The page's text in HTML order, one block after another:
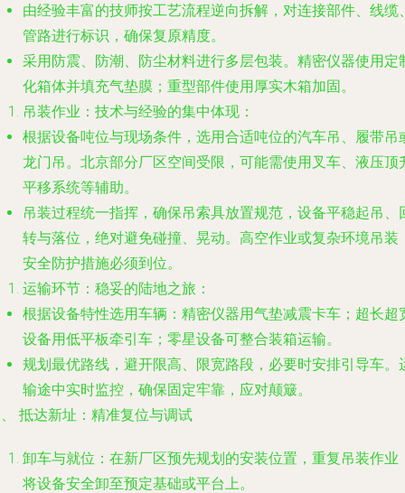
由经验丰富的技师按工艺流程逆向拆解，对连接部件、线缆
管路进行标识，确保复原精度。
采用防震、防潮、防尘材料进行多层包装。精密仪器使用定
化箱体并填充气垫膜；重型部件使用厚实木箱加固。
吊装作业：技术与经验的集中体现 ：
根据设备吨位与现场条件，选用合适吨位的汽车吊、履带吊
龙门吊。北京部分厂区空间受限，可能需使用叉车、液压顶
平移系统等辅助。
吊装过程统一指挥，确保吊索具放置规范，设备平稳起吊、
转与落位，绝对避免碰撞、晃动。高空作业或复杂环境吊装
安全防护措施必须到位。
运输环节：稳妥的陆地之旅 ：
根据设备特性选用车辆：精密仪器用气垫减震卡车；超长超
设备用低平板牵引车；零星设备可整合装箱运输。
规划最优路线，避开限高、限宽路段，必要时安排引导车。
输途中实时监控，确保固定牢靠，应对颠簸。
抵达新址：精准复位与调试
卸车与就位 ：在新厂区预先规划的安装位置，重复吊装作业
将设备安全卸至预定基础或平台上。